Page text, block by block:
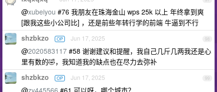
@xubeiyou #76 我朋友在珠海金山 wps 25k 以上 年终拿到爽
[跟我这些小公司比] ，还是前些年转行学的前端 牛逼到不行
98
shzbkzo OP Jun 17, 2025
@2020583117 #58 谢谢建议和提醒，我自己几斤几两我还是心
里有数的🤣，我知道我的缺点也在尽力去弥补
99
shzbkzo OP Jun 17, 2025
@zy445566 #61 可以呀，哪个城市？